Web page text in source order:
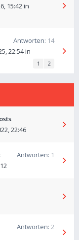
15:42in
Antworten: 14
22:54in
1 2
22:46
Antworten: 1
Antworten: 2